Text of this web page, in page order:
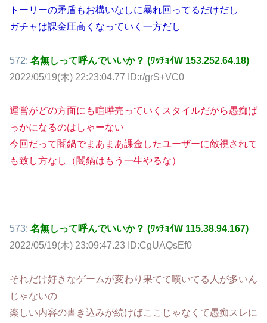
トーリーの矛盾もお構いなしに暴れ回ってるだけだし
ガチャは課金圧高くなっていく一方だし
572: 名無しって呼んでいいか？ (ﾜｯﾁｮｲW 153.252.64.18)
2022/05/19(木) 22:23:04.77 ID:r/grS+VC0
運営がどの方面にも喧嘩売っていくスタイルだから愚痴ば
っかになるのはしゃーない
今回だって闇鍋でまあまあ課金したユーザーに敵視されて
も致し方なし（闇鍋はもう一生やるな）
573: 名無しって呼んでいいか？ (ﾜｯﾁｮｲW 115.38.94.167)
2022/05/19(木) 23:09:47.23 ID:CgUAQsEf0
それだけ好きなゲームが変わり果てて嘆いてる人が多いん
じゃないの
楽しい内容の書き込みが続けばここじゃなくて愚痴スレに